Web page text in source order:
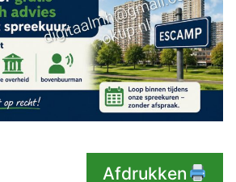
Afdrukken